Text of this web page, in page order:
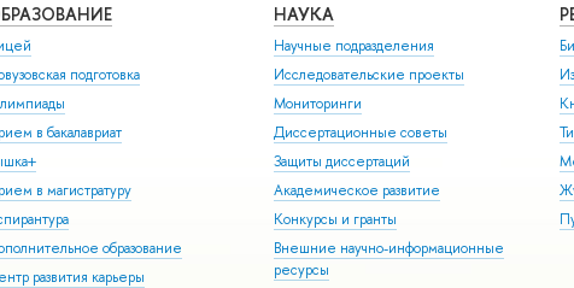
подготовка
в бакалавриат
в магистратуру
образование
развития карьеры
НАУКА
Научные подразделения
Исследовательские проекты
Мониторинги
Диссертационные советы
Защиты диссертаций
Академическое развитие
Конкурсы и гранты
Внешние научно-информационные
ресурсы